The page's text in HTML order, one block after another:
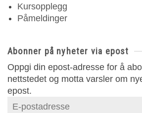
Kursopplegg
Påmeldinger
Abonner på nyheter via epost
Oppgi din epost-adresse for å
nettstedet og motta varsler om
epost.
E-